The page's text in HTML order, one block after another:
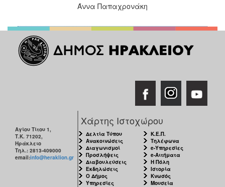
Άννα Παπαχρονάκη
Αγίου Τίτου 1,
Τ.Κ. 71202,
Ηράκλειο
Τηλ.: 2813-409000
email:info@heraklion.gr
Χάρτης Ιστοχώρου
Δελτία Τύπου
Ανακοινώσεις
Διαγωνισμοί
Προσλήψεις
Διαβουλεύσεις
Εκδηλώσεις
Ο Δήμος
Υπηρεσίες
Κ.Ε.Π.
Τηλέφωνα
e-Υπηρεσίες
e-Αιτήματα
Η Πόλη
Ιστορία
Κνωσός
Μουσεία